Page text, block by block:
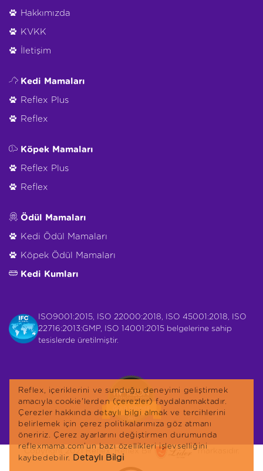
Hakkımızda
KVKK
İletişim
Kedi Mamaları
Reflex Plus
Reflex
Köpek Mamaları
Reflex Plus
Reflex
Ödül Mamaları
Kedi Ödül Mamaları
Köpek Ödül Mamaları
Kedi Kumları
ISO9001:2015, ISO 22000:2018, ISO 45001:2018, ISO
22716:2013:GMP, ISO 14001:2015 belgelerine sahip
tesislerde üretilmiştir.
Copyright 2021 Reflex. Reflex Bir markasıdır.
Reflex, içeriklerini ve sunduğu deneyimi geliştirmek
amacıyla cookie'lerden (çerezler) faydalanmaktadır.
Çerezler hakkında detaylı bilgi almak ve tercihlerini
belirlemek için çerez politikalarımıza göz atmanı
öneririz. Çerez ayarlarını değiştirmen durumunda
reflexmama.com’un bazı özellikleri işlevselliğini
kaybedebilir. Detaylı Bilgi